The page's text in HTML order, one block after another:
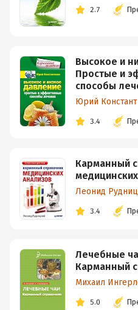
2.7
Высокое и
Простые и
способы
Юрий
3.4
Карманный
Леонид
3.4
Лечебные
Карманный
Михаил
5.0